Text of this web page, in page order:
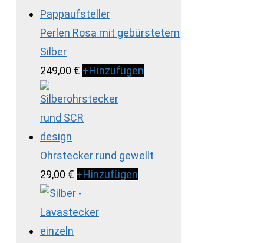
Perlen Rosa mit gebürstetem
Silber
249,00 € +Hinzufügen
Ohrstecker rund gewellt
29,00 € +Hinzufügen